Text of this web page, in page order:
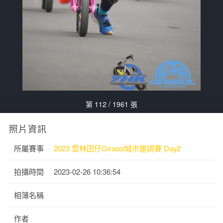
第 112 / 1961 張
照片資訊
所屬賽事 2023 雲林囝仔Girasol城市邀請賽 Day2
拍攝時間 2023-02-26 10:36:54
相簿名稱
作者